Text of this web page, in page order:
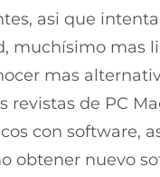
asi que
muchísimo mas
mas
revistas de PC
con software,
obtener nuevo